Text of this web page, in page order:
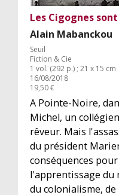
Les Cigognes
Alain Mabanckou
Seuil
Fiction & Cie
1 vol. (292 p.) ; 21 x 15 cm
16/08/2018
19,50 €
A Pointe-Noire,
Michel, un
rêveur. Mais
du président
conséquences
l'apprentissage du
du colonialisme,